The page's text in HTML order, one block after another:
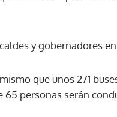
suscribirte a nuestro
y gobernadores
que unos 271
personas serán